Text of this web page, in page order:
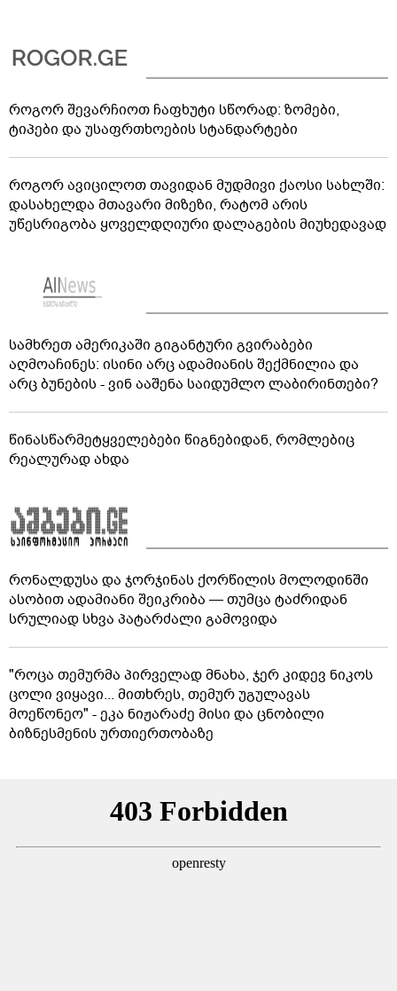
როგორ შევარჩიოთ ჩაფხუტი სწორად: ზომები,
ტიპები და უსაფრთხოების სტანდარტები
როგორ ავიცილოთ თავიდან მუდმივი ქაოსი სახლში:
დასახელდა მთავარი მიზეზი, რატომ არის
უწესრიგობა ყოველდღიური დალაგების მიუხედავად
სამხრეთ ამერიკაში გიგანტური გვირაბები
აღმოაჩინეს: ისინი არც ადამიანის შექმნილია და
არც ბუნების - ვინ ააშენა საიდუმლო ლაბირინთები?
წინასწარმეტყველებები წიგნებიდან, რომლებიც
რეალურად ახდა
რონალდუსა და ჯორჯინას ქორწილის მოლოდინში
ასობით ადამიანი შეიკრიბა — თუმცა ტაძრიდან
სრულიად სხვა პატარძალი გამოვიდა
"როცა თემურმა პირველად მნახა, ჯერ კიდევ ნიკოს
ცოლი ვიყავი... მითხრეს, თემურ უგულავას
მოეწონეო" - ეკა ნიჟარაძე მისი და ცნობილი
ბიზნესმენის ურთიერთობაზე